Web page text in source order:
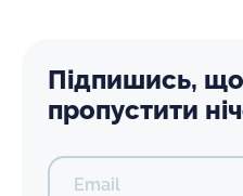
Підпишись,
пропустити
Email